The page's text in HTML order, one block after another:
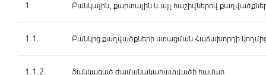
1 Բանկային, քարտային և այլ հաշիվներով
1.1. Բանկից քաղվածքների ստացման Հաճախորդի
1.1.2. Ցանկացած ժամանակահատվածի համար